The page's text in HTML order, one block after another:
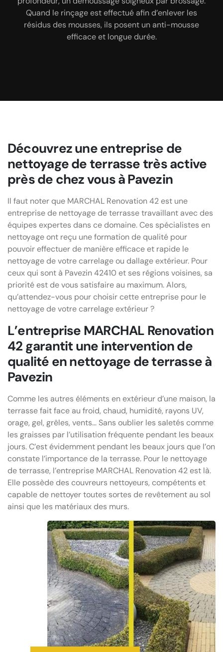
Quand le rinçage est effectué afin d’enlever les
résidus des mousses, ils posent un anti-mousse
efficace et longue durée.
nettoyage de votre terrasse en bois.
Découvrez une entreprise de
nettoyage de terrasse très active
près de chez vous à Pavezin
Il faut noter que MARCHAL Renovation 42 est une
entreprise de nettoyage de terrasse travaillant avec des
équipes expertes dans ce domaine. Ces spécialistes en
nettoyage ont reçu une formation de qualité pour
pouvoir effectuer de manière efficace et rapide le
nettoyage de votre carrelage ou dallage extérieur. Pour
ceux qui sont à Pavezin 42410 et ses régions voisines, sa
priorité est de vous satisfaire au maximum. Alors,
qu’attendez-vous pour choisir cette entreprise pour le
nettoyage de votre carrelage extérieur ?
L’entreprise MARCHAL Renovation
42 garantit une intervention de
qualité en nettoyage de terrasse à
Pavezin
Comme les autres éléments en extérieur d’une maison, la
terrasse fait face au froid, chaud, humidité, rayons UV,
orage, gel, grêles, vents… Sans oublier les saletés comme
les graisses par l’utilisation fréquente pendant les beaux
jours. C’est évidemment pendant les beaux jours que l’on
constate l’importance de la terrasse. Pour le nettoyage
de terrasse, l’entreprise MARCHAL Renovation 42 est là.
Elle possède des couvreurs nettoyeurs, compétents et
capable de nettoyer toutes sortes de revêtement au sol
ainsi que les matériaux des murs.